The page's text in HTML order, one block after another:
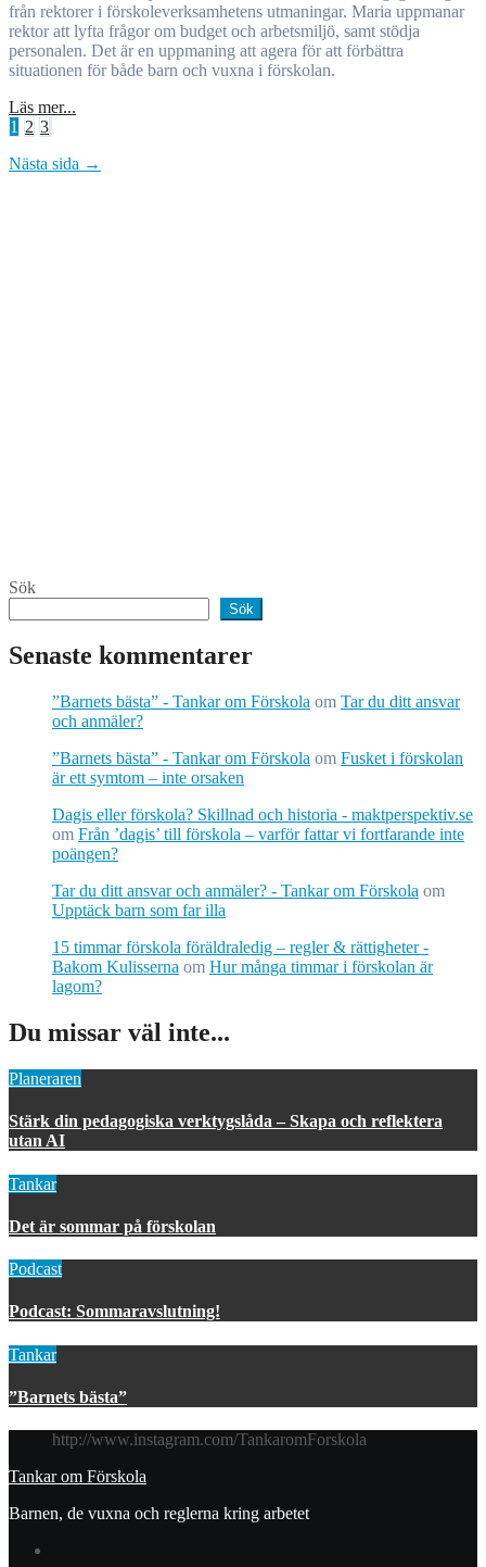
från rektorer i förskoleverksamhetens utmaningar. Maria uppmanar
rektor att lyfta frågor om budget och arbetsmiljö, samt stödja
personalen. Det är en uppmaning att agera för att förbättra
situationen för både barn och vuxna i förskolan.
Läs mer...
Sidnumrering
för
1 2 3
Nästa sida →
Sök
Sök
Senaste kommentarer
”Barnets bästa” - Tankar om Förskola om Tar du ditt ansvar
och anmäler?
”Barnets bästa” - Tankar om Förskola om Fusket i förskolan
är ett symtom – inte orsaken
Dagis eller förskola? Skillnad och historia - maktperspektiv.se
om Från ’dagis’ till förskola – varför fattar vi fortfarande inte
poängen?
Tar du ditt ansvar och anmäler? - Tankar om Förskola om
Upptäck barn som far illa
15 timmar förskola föräldraledig – regler & rättigheter -
Bakom Kulisserna om Hur många timmar i förskolan är
lagom?
Du missar väl inte...
Planeraren
Stärk din pedagogiska verktygslåda – Skapa och reflektera
utan AI
Tankar
Det är sommar på förskolan
Podcast
Podcast: Sommaravslutning!
Tankar
”Barnets bästa”
http://www.instagram.com/TankaromForskola
Tankar om Förskola
Barnen, de vuxna och reglerna kring arbetet